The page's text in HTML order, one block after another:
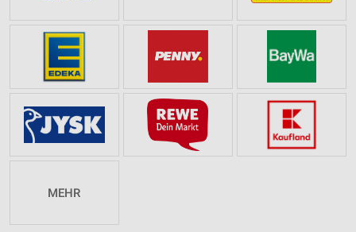
MEHR